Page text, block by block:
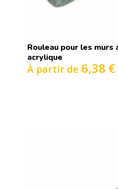
Rouleau pour les murs
acrylique
À partir de6,38 €